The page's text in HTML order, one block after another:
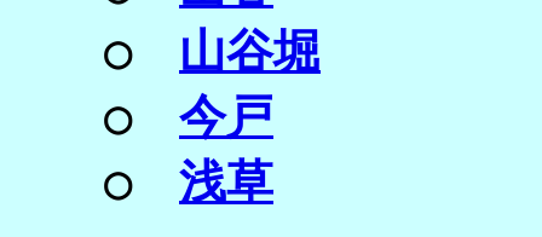
○ 山谷堀
○ 今戸
○ 浅草